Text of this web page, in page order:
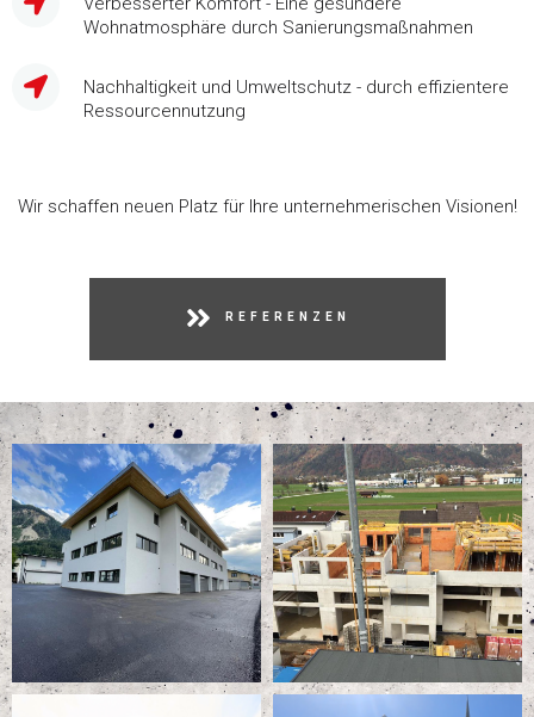
Wohnatmosphäre durch Sanierungsmaßnahmen
Nachhaltigkeit und Umweltschutz - durch effizientere
Ressourcennutzung
Wir schaffen neuen Platz für Ihre unternehmerischen Visionen!
REFERENZEN